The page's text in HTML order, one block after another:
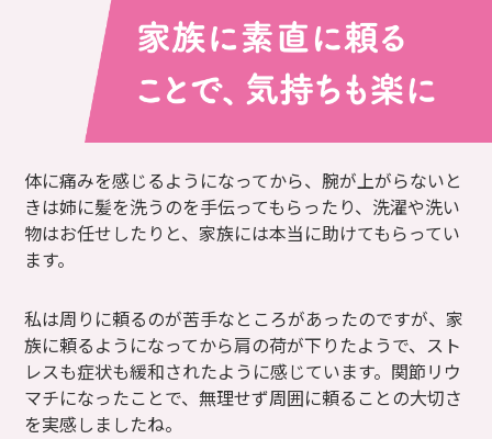
体に痛みを感じるようになってから、腕が上がらないと
きは姉に髪を洗うのを手伝ってもらったり、洗濯や洗い
物はお任せしたりと、家族には本当に助けてもらってい
ます。
私は周りに頼るのが苦手なところがあったのですが、家
族に頼るようになってから肩の荷が下りたようで、スト
レスも症状も緩和されたように感じています。関節リウ
マチになったことで、無理せず周囲に頼ることの大切さ
を実感しましたね。